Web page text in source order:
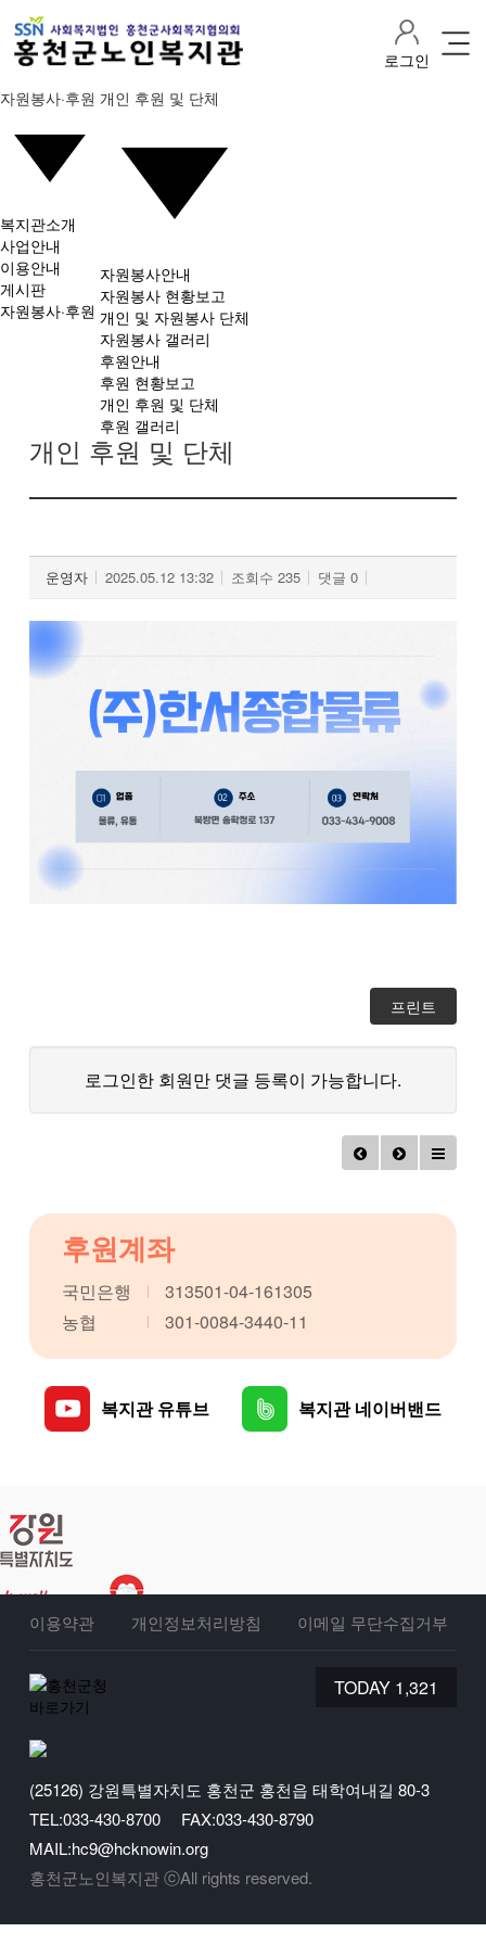
로그인
자원봉사·후원
복지관소개
사업안내
이용안내
게시판
자원봉사·후원
개인 후원 및 단체
자원봉사안내
자원봉사 현황보고
개인 및 자원봉사 단체
자원봉사 갤러리
후원안내
후원 현황보고
개인 후원 및 단체
후원 갤러리
개인 후원 및 단체
운영자 2025.05.12 13:32 조회수 235 댓글 0
프린트
로그인한 회원만 댓글 등록이 가능합니다.
후원계좌
국민은행
313501-04-161305
농협
301-0084-3440-11
복지관 유튜브 복지관 네이버밴드
이용약관 개인정보처리방침 이메일 무단수집거부
(25126) 강원특별자치도 홍천군 홍천읍 태학여내길 80-3
TEL:033-430-8700
FAX:033-430-8790
MAIL:hc9@hcknowin.org
홍천군노인복지관 ⓒAll rights reserved.
TODAY 1,321